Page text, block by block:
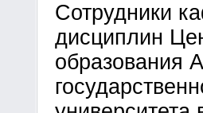
Сотрудники
дисциплин
образования